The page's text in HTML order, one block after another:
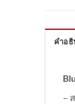
คำอธิ
–